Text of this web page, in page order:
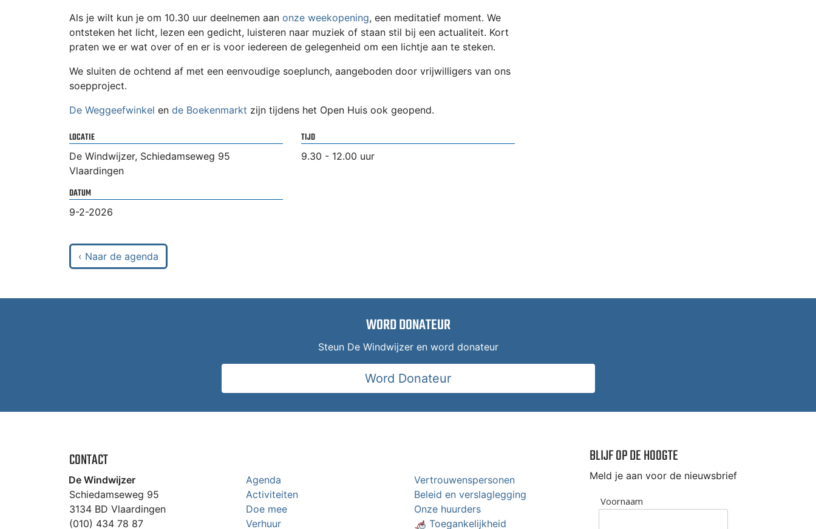
Als je wilt kun je om 10.30 uur deelnemen aan onze weekopening, een meditatief moment. We
ontsteken het licht, lezen een gedicht, luisteren naar muziek of staan stil bij een actualiteit. Kort
praten we er wat over of en er is voor iedereen de gelegenheid om een lichtje aan te steken.
We sluiten de ochtend af met een eenvoudige soeplunch, aangeboden door vrijwilligers van ons
soepproject.
De Weggeefwinkel en de Boekenmarkt zijn tijdens het Open Huis ook geopend.
LOCATIE
De Windwijzer, Schiedamseweg 95
Vlaardingen
TIJD
9.30 - 12.00 uur
DATUM
9-2-2026
‹ Naar de agenda
WORD DONATEUR
Steun De Windwijzer en word donateur
Word Donateur
CONTACT
De Windwijzer
Schiedamseweg 95
3134 BD Vlaardingen
(010) 434 78 87
Agenda
Activiteiten
Doe mee
Verhuur
Vertrouwenspersonen
Beleid en verslaglegging
Onze huurders
🦽 Toegankelijkheid
BLIJF OP DE HOOGTE
Meld je aan voor de nieuwsbrief
Voornaam